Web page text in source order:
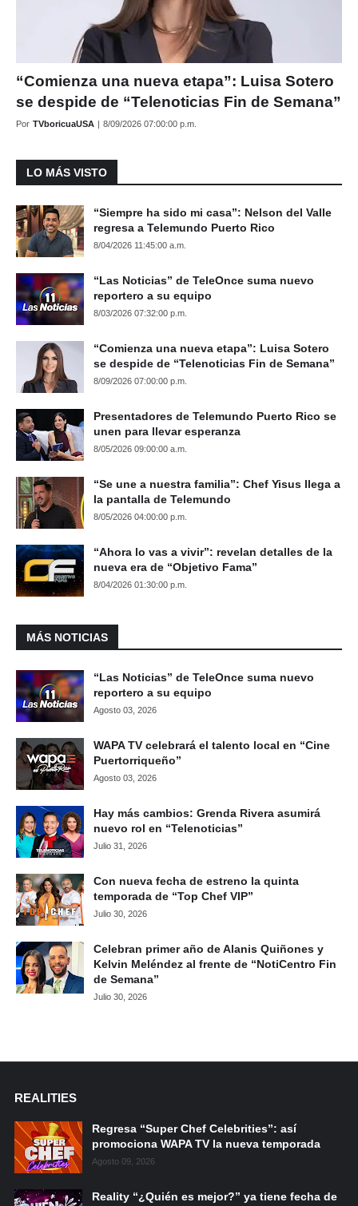
“Comienza una nueva etapa”: Luisa Sotero
se despide de “Telenoticias Fin de Semana”
Por TVboricuaUSA | 8/09/2026 07:00:00 p.m.
LO MÁS VISTO
“Siempre ha sido mi casa”: Nelson del Valle
regresa a Telemundo Puerto Rico
8/04/2026 11:45:00 a.m.
“Las Noticias” de TeleOnce suma nuevo
reportero a su equipo
8/03/2026 07:32:00 p.m.
“Comienza una nueva etapa”: Luisa Sotero
se despide de “Telenoticias Fin de Semana”
8/09/2026 07:00:00 p.m.
Presentadores de Telemundo Puerto Rico se
unen para llevar esperanza
8/05/2026 09:00:00 a.m.
“Se une a nuestra familia”: Chef Yisus llega a
la pantalla de Telemundo
8/05/2026 04:00:00 p.m.
“Ahora lo vas a vivir”: revelan detalles de la
nueva era de “Objetivo Fama”
8/04/2026 01:30:00 p.m.
MÁS NOTICIAS
“Las Noticias” de TeleOnce suma nuevo
reportero a su equipo
Agosto 03, 2026
WAPA TV celebrará el talento local en “Cine
Puertorriqueño”
Agosto 03, 2026
Hay más cambios: Grenda Rivera asumirá
nuevo rol en “Telenoticias”
Julio 31, 2026
Con nueva fecha de estreno la quinta
temporada de “Top Chef VIP”
Julio 30, 2026
Celebran primer año de Alanis Quiñones y
Kelvin Meléndez al frente de “NotiCentro Fin
de Semana”
Julio 30, 2026
REALITIES
Regresa “Super Chef Celebrities”: así
promociona WAPA TV la nueva temporada
Agosto 09, 2026
Reality “¿Quién es mejor?” ya tiene fecha de